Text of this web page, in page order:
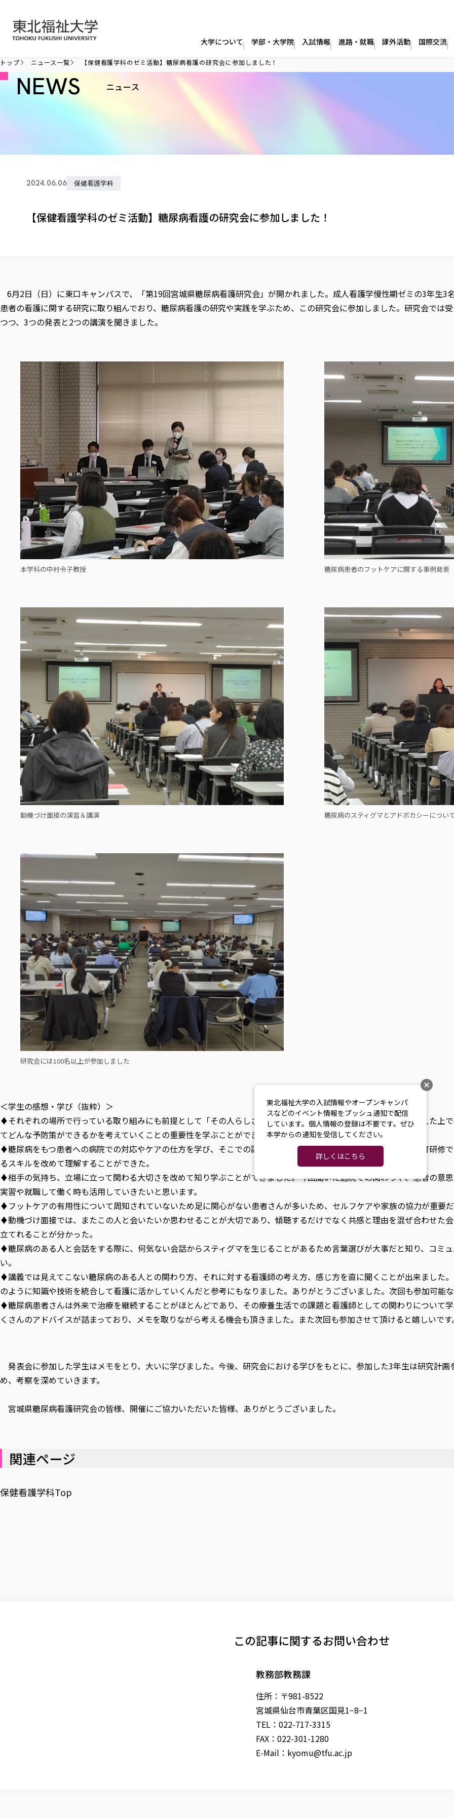
大学について 学部・大学院 入試情報 進路・就職 課外活動 国際交流
トップ ニュース一覧 【保健看護学科のゼミ活動】糖尿病看護の研究会に参加しました！
NEWS ニュース
2024.06.06 保健看護学科
【保健看護学科のゼミ活動】糖尿病看護の研究会に参加しました！
6月2日（日）に東口キャンパスで、「第19回宮城県糖尿病看護研究会」が開かれました。 成人看護学慢性期ゼミの3年生3
患者の看護に関する研究に取り組んでおり、糖尿病看護の研究や実践を学ぶため、この研究会に参加しました。研究会では
つつ、3つの発表と2つの講演を聞きました。
本学科の中村令子教授 糖尿病患者のフットケアに関する事例発表
動機づけ面接の演習＆講演 糖尿病のスティグマとアドボカシーについ
研究会には100名以上が参加しました
＜学生の感想・学び（抜粋）＞
♦それぞれの場所で行っている取り組みにも前提として「その人らしさの尊重」があることを理解した。それを踏まえた上
てどんな予防策ができるかを考えていくことの重要性を学ぶことができた。
♦糖尿病をもつ患者への病院での対応やケアの仕方を学び、そこでの課題や問題点などを知ることができた。また教育研修
るスキルを改めて理解することができた。
♦相手の気持ち、立場に立って関わる大切さを改めて知り学ぶことができました。今回聞いた通院での関わりや、患者の意
実習や就職して働く時も活用していきたいと思います。
♦フットケアの有用性について周知されていないため足に関心がない患者さんが多いため、セルフケアや家族の協力が重要
♦動機づけ面接では、またこの人と会いたいか思わせることが大切であり、傾聴するだけでなく共感と理由を混ぜ合わせた
立てれることが分かった。
♦糖尿病のある人と会話をする際に、何気ない会話からスティグマを生じることがあるため言葉選びが大事だと知り、コミ
い。
♦講義では見えてこない糖尿病のある人との関わり方、それに対する看護師の考え方、感じ方を直に聞くことが出来ました
のように知識や技術を統合して看護に活かしていくんだと参考にもなりました。ありがとうございました。次回も参加可能
♦糖尿病患者さんは外来で治療を継続することがほとんどであり、その療養生活での課題と看護師としての関わりについて
くさんのアドバイスが詰まっており、メモを取りながら考える機会も頂きました。また次回も参加させて頂けると嬉しいです
発表会に参加した学生はメモをとり、大いに学びました。今後、研究会における学びをもとに、参加した3年生は研究計
め、考察を深めていきます。
宮城県糖尿病看護研究会の皆様、開催にご協力いただいた皆様、ありがとうございました。
関連ページ
保健看護学科Top
この記事に関するお問い合わせ
教務部教務課
住所：〒981-8522
宮城県仙台市青葉区国見1−8−1
TEL：022-717-3315
FAX：022-301-1280
E-Mail： kyomu@tfu.ac.jp
東北福祉大学の入試情報やオープンキャンパ
スなどのイベント情報をプッシュ通知で配信
しています。個人情報の登録は不要です。ぜひ
本学からの通知を受信してください。
詳しくはこちら